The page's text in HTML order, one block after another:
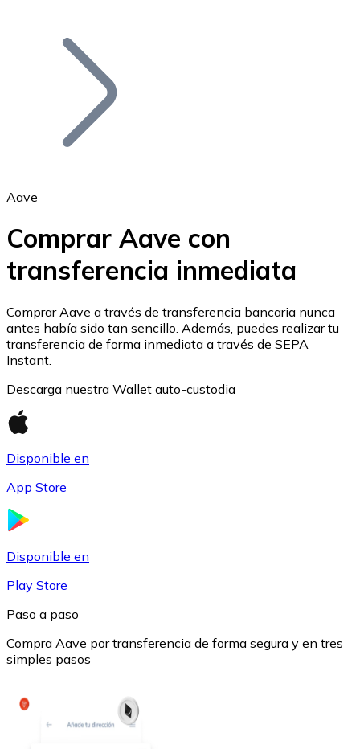
Bitcoin
Ethereum
ETH
Aave
Comprar Aave con
transferencia inmediata
Comprar Aave a través de transferencia bancaria nunca
antes había sido tan sencillo. Además, puedes realizar tu
transferencia de forma inmediata a través de SEPA
Instant.
Descarga nuestra Wallet auto-custodia
Disponible en
App Store
Disponible en
Play Store
Paso a paso
Compra Aave por transferencia de forma segura y en tres
simples pasos